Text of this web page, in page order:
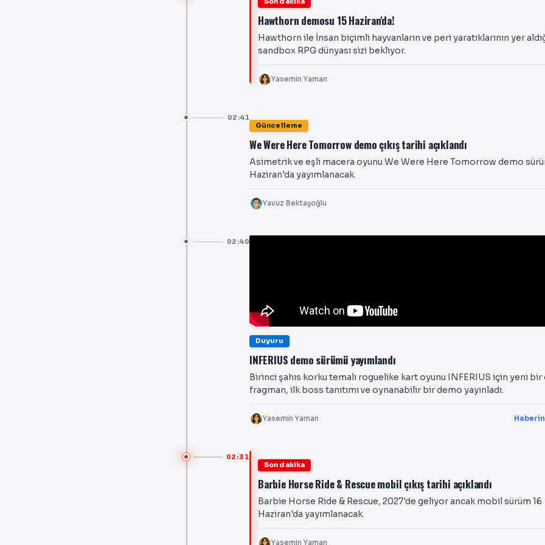
Hawthorn demosu 15 Haziran'da!
Hawthorn ile İnsan biçimli hayvanların ve peri yaratıklarının yer
sandbox RPG dünyası sizi bekliyor.
Yasemin Yaman
02:41
Güncelleme
We Were Here Tomorrow demo çıkış tarihi açıklandı
Asimetrik ve eşli macera oyunu We Were Here Tomorrow demo
Haziran'da yayımlanacak.
Yavuz Bektaşoğlu
02:40
Duyuru
INFERIUS demo sürümü yayımlandı
Birinci şahıs korku temalı roguelike kart oyunu INFERIUS için yeni bir
fragman, ilk boss tanıtımı ve oynanabilir bir demo yayınladı.
Yasemin Yaman
02:31
Son dakika
Barbie Horse Ride & Rescue mobil çıkış tarihi açıklandı
Barbie Horse Ride & Rescue, 2027'de geliyor ancak mobil sürüm 16
Haziran'da yayımlanacak.
Yasemin Yaman